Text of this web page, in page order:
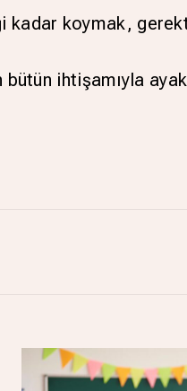
kadar koymak,
ihtişamıyla